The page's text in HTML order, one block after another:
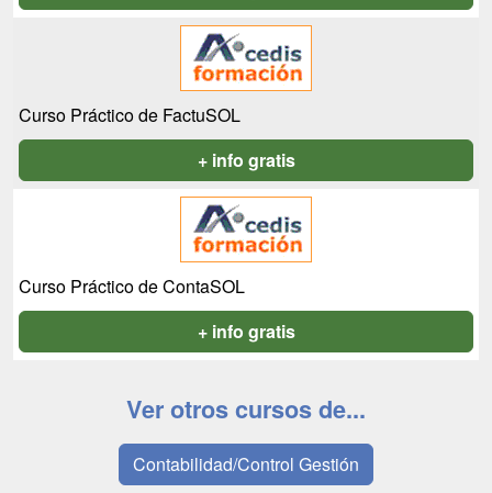
Curso Práctico de FactuSOL
+ info gratis
Curso Práctico de ContaSOL
+ info gratis
Ver otros cursos de...
Contabilidad/Control Gestión